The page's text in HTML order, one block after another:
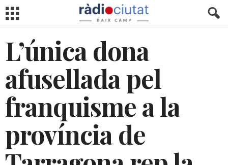
L’única dona
afusellada pel
franquisme a la
província de